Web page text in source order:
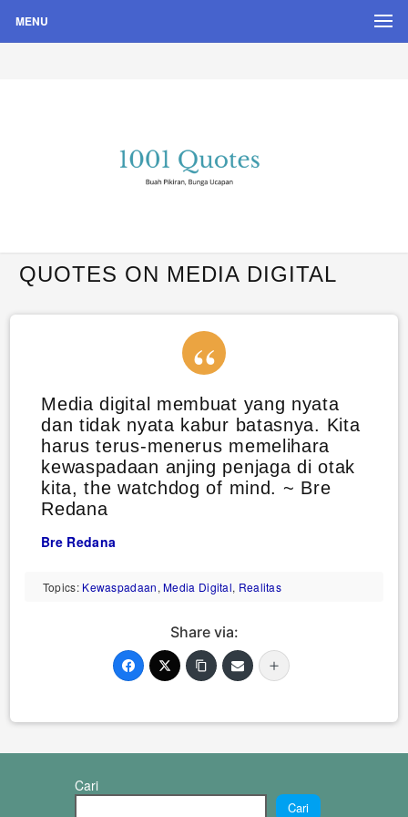
MENU
Quote Hari Puisi
QUOTES ON MEDIA DIGITAL
Media digital membuat yang nyata
dan tidak nyata kabur batasnya. Kita
harus terus-menerus memelihara
kewaspadaan anjing penjaga di otak
kita, the watchdog of mind. ~ Bre
Redana
Bre Redana
Topics: Kewaspadaan,Media Digital, Realitas
Share via:
Cari
Cari